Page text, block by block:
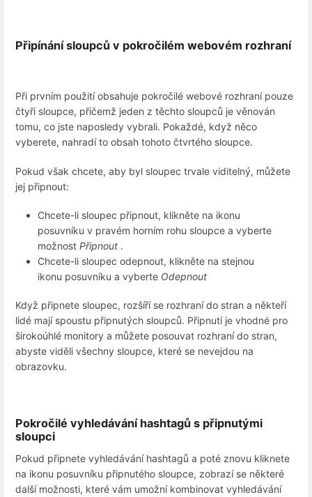
Připínání sloupců v pokročilém webovém rozhraní
Při prvním použití obsahuje pokročilé webové rozhraní pouze
čtyři sloupce, přičemž jeden z těchto sloupců je věnován
tomu, co jste naposledy vybrali. Pokaždé, když něco
vyberete, nahradí to obsah tohoto čtvrtého sloupce.
Pokud však chcete, aby byl sloupec trvale viditelný, můžete
jej připnout:
Chcete-li sloupec připnout, klikněte na ikonu
posuvníku v pravém horním rohu sloupce a vyberte
možnost Připnout .
Chcete-li sloupec odepnout, klikněte na stejnou
ikonu posuvníku a vyberte Odepnout
Když připnete sloupec, rozšíří se rozhraní do stran a někteří
lidé mají spoustu připnutých sloupců. Připnutí je vhodné pro
širokoúhlé monitory a můžete posouvat rozhraní do stran,
abyste viděli všechny sloupce, které se nevejdou na
obrazovku.
Pokročilé vyhledávání hashtagů s připnutými
sloupci
Pokud připnete vyhledávání hashtagů a poté znovu kliknete
na ikonu posuvníku připnutého sloupce, zobrazí se některé
další možnosti, které vám umožní kombinovat vyhledávání